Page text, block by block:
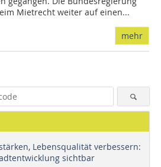
Mietrecht weiter auf einen...
mehr
Lebensqualität verbessern:
sichtbar